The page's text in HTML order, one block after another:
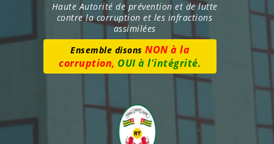
Haute Autorité de prévention et de lutte
contre la corruption et les infractions
assimilées
Ensemble disonsNON à la
corruption, OUI à l'intégrité.